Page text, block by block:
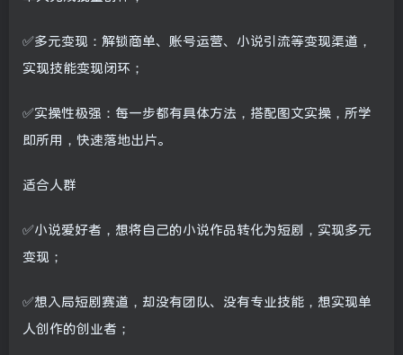
✅多元变现：解锁商单、账号运营、小说引流等变现渠道，
实现技能变现闭环；
✅实操性极强：每一步都有具体方法，搭配图文实操，所学
即所用，快速落地出片。
适合人群
✅小说爱好者，想将自己的小说作品转化为短剧，实现多元
变现；
✅想入局短剧赛道，却没有团队、没有专业技能，想实现单
人创作的创业者；